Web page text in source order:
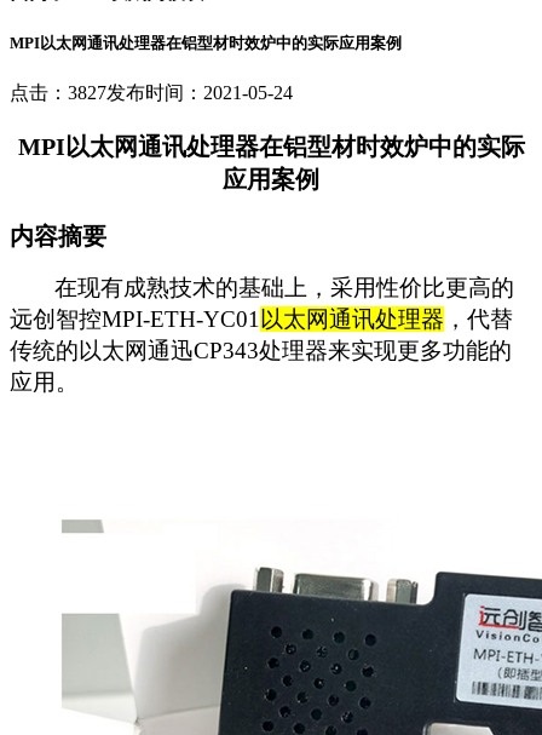
MPI以太网通讯处理器在铝型材时效炉中的实际应用案例
点击：3827发布时间：2021-05-24
MPI以太网通讯处理器在铝型材时效炉中的实际
应用案例
内容摘要
在现有成熟技术的基础上，采用性价比更高的
远创智控MPI-ETH-YC01 以太网通讯处理器 ，代替
传统的以太网通迅CP343处理器来实现更多功能的
应用。